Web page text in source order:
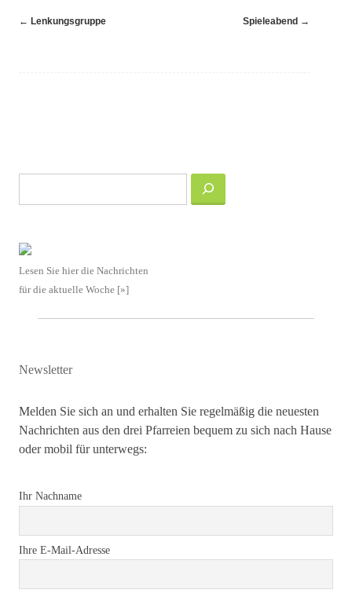
Navigation
← Lenkungsgruppe Spieleabend →
Lesen Sie hier die Nachrichten
für die aktuelle Woche [»]
Newsletter
Melden Sie sich an und erhalten Sie regelmäßig die neuesten
Nachrichten aus den drei Pfarreien bequem zu sich nach Hause
oder mobil für unterwegs:
Ihr Nachname
Ihre E-Mail-Adresse